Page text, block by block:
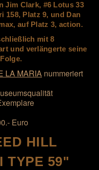
Jim Clark, #6 Lotus 33
158, Platz 9, und Dan
auf Platz 3, action.
mit 8
und verlängerte seine
LA MARIA nummeriert
Euro
HILL
TYPE 59"